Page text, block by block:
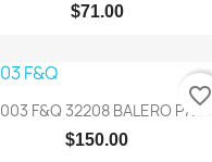
$71.00
F&Q 32208 BALERO P/...
$150.00
favorite_border